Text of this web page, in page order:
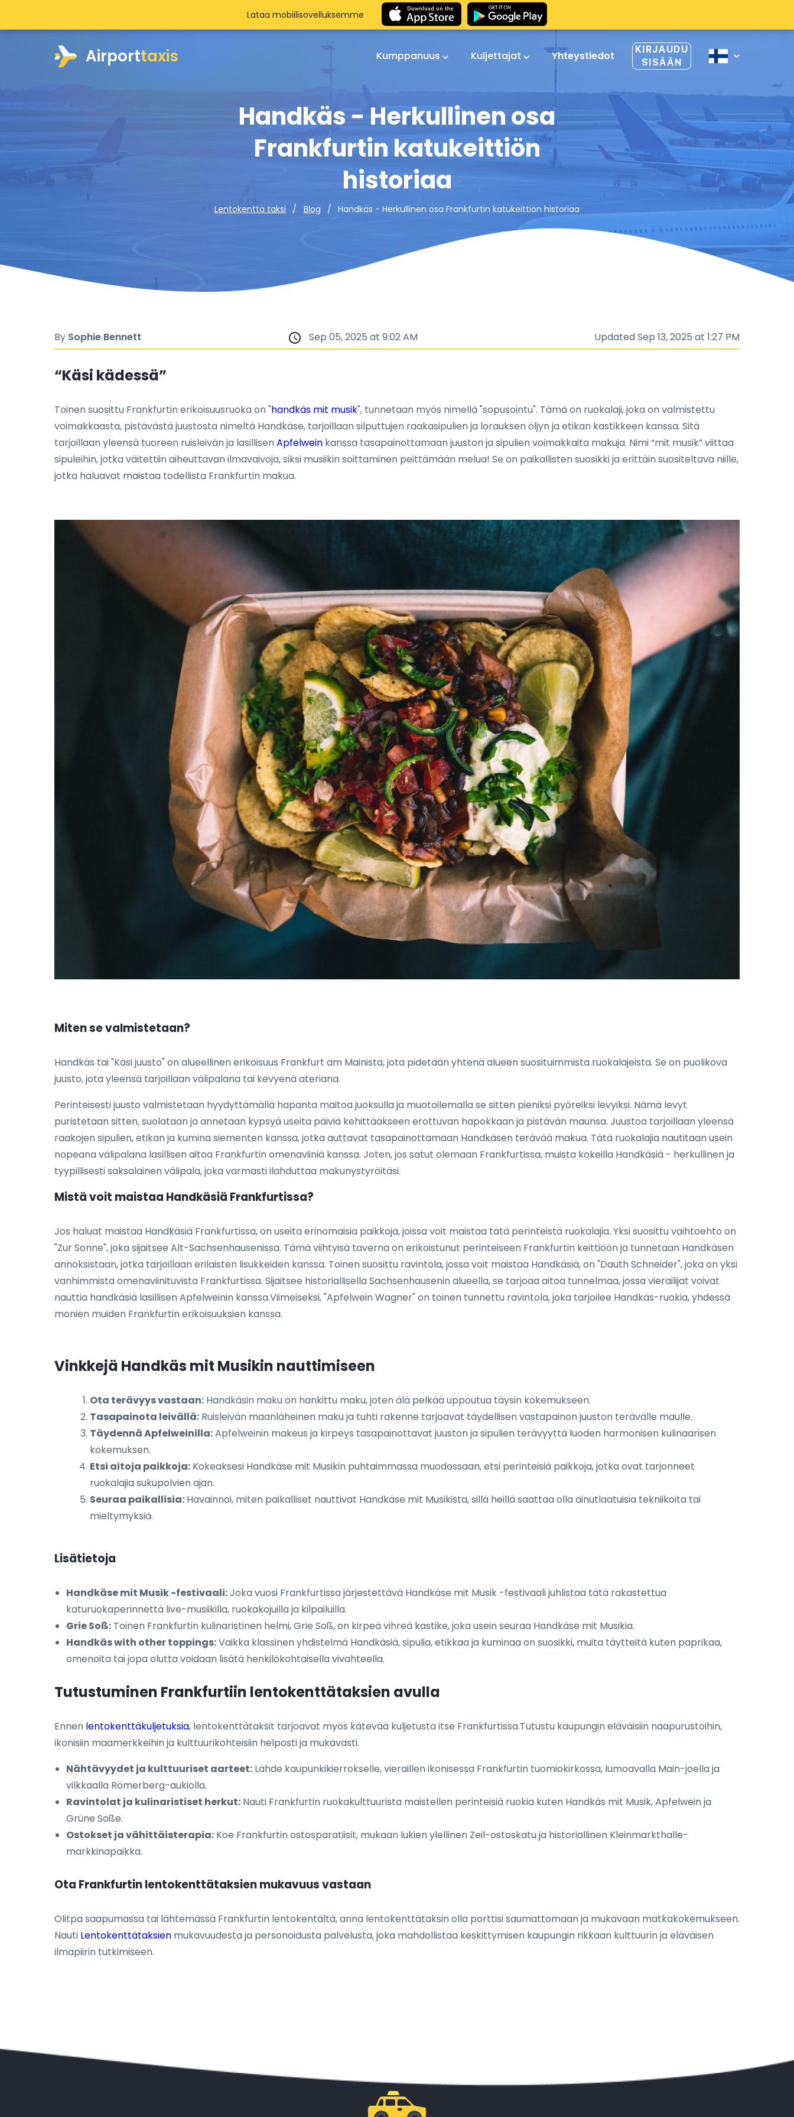
Airporttaxis Kumppanuus Kuljettajat Yhteystiedot
KIRJAUDU
SISÄÄN
Handkäs - Herkullinen osa
Frankfurtin katukeittiön
historiaa
Lentokenttä taksi Blog Handkäs - Herkullinen osa Frankfurtin katukeittiön historiaa
Lataa mobiilisovelluksemme
By Sophie Bennett Sep 05, 2025 at 9:02 AM Updated Sep 13, 2025 at 1:27 PM
“Käsi kädessä”
Toinen suosittu Frankfurtin erikoisuusruoka on "handkäs mit musik", tunnetaan myös nimellä "sopusointu". Tämä on ruokalaji, joka on valmistettu
voimakkaasta, pistävästä juustosta nimeltä Handkäse, tarjoillaan silputtujen raakasipulien ja lorauksen öljyn ja etikan kastikkeen kanssa. Sitä
tarjoillaan yleensä tuoreen ruisleivän ja lasillisenApfelwein kanssa tasapainottamaan juuston ja sipulien voimakkaita makuja. Nimi “mit musik” viittaa
sipuleihin, jotka väitettiin aiheuttavan ilmavaivoja, siksi musiikin soittaminen peittämään melua! Se on paikallisten suosikki ja erittäin suositeltava niille,
jotka haluavat maistaa todellista Frankfurtin makua.
Miten se valmistetaan?
Handkäs tai "Käsi juusto" on alueellinen erikoisuus Frankfurt am Mainista, jota pidetään yhtenä alueen suosituimmista ruokalajeista. Se on puolikova
juusto, jota yleensä tarjoillaan välipalana tai kevyenä ateriana.
Perinteisesti juusto valmistetaan hyydyttämällä hapanta maitoa juoksulla ja muotoilemalla se sitten pieniksi pyöreiksi levyiksi. Nämä levyt
puristetaan sitten, suolataan ja annetaan kypsyä useita päiviä kehittääkseen erottuvan hapokkaan ja pistävän maunsa. Juustoa tarjoillaan yleensä
raakojen sipulien, etikan ja kumina siementen kanssa, jotka auttavat tasapainottamaan Handkäsen terävää makua. Tätä ruokalajia nautitaan usein
nopeana välipalana lasillisen aitoa Frankfurtin omenaviiniä kanssa. Joten, jos satut olemaan Frankfurtissa, muista kokeilla Handkäsiä - herkullinen ja
tyypillisesti saksalainen välipala, joka varmasti ilahduttaa makunystyröitäsi.
Mistä voit maistaa Handkäsiä Frankfurtissa?
Jos haluat maistaa Handkäsiä Frankfurtissa, on useita erinomaisia paikkoja, joissa voit maistaa tätä perinteistä ruokalajia. Yksi suosittu vaihtoehto on
"Zur Sonne", joka sijaitsee Alt-Sachsenhausenissa. Tämä viihtyisä taverna on erikoistunut perinteiseen Frankfurtin keittiöön ja tunnetaan Handkäsen
annoksistaan, jotka tarjoillaan erilaisten lisukkeiden kanssa. Toinen suosittu ravintola, jossa voit maistaa Handkäsiä, on "Dauth Schneider", joka on yksi
vanhimmista omenaviinituvista Frankfurtissa. Sijaitsee historiallisella Sachsenhausenin alueella, se tarjoaa aitoa tunnelmaa, jossa vierailijat voivat
nauttia handkäsiä lasillisen Apfelweinin kanssa.Viimeiseksi, "Apfelwein Wagner" on toinen tunnettu ravintola, joka tarjoilee Handkäs-ruokia, yhdessä
monien muiden Frankfurtin erikoisuuksien kanssa.
Vinkkejä Handkäs mit Musikin nauttimiseen
Ota terävyys vastaan: Handkäsin maku on hankittu maku, joten älä pelkää uppoutua täysin kokemukseen.
Tasapainota leivällä: Ruisleivän maanläheinen maku ja tuhti rakenne tarjoavat täydellisen vastapainon juuston terävälle maulle.
Täydennä Apfelweinilla:Apfelweinin makeus ja kirpeys tasapainottavat juuston ja sipulien terävyyttä luoden harmonisen kulinaarisen
kokemuksen.
Etsi aitoja paikkoja: Kokeaksesi Handkäse mit Musikin puhtaimmassa muodossaan, etsi perinteisiä paikkoja, jotka ovat tarjonneet
ruokalajia sukupolvien ajan.
Seuraa paikallisia: Havainnoi, miten paikalliset nauttivat Handkäse mit Musikista, sillä heillä saattaa olla ainutlaatuisia tekniikoita tai
mieltymyksiä.
Lisätietoja
Handkäse mit Musik -festivaali:Joka vuosi Frankfurtissa järjestettävä Handkäse mit Musik -festivaali juhlistaa tätä rakastettua
katuruokaperinnettä live-musiikilla, ruokakojuilla ja kilpailuilla.
Grie Soß: Toinen Frankfurtin kulinaristinen helmi, Grie Soß, on kirpeä vihreä kastike, joka usein seuraa Handkäse mit Musikia.
Handkäs with other toppings:Vaikka klassinen yhdistelmä Handkäsiä, sipulia, etikkaa ja kuminaa on suosikki, muita täytteitä kuten paprikaa,
omenoita tai jopa olutta voidaan lisätä henkilökohtaisella vivahteella.
Tutustuminen Frankfurtiin lentokenttätaksien avulla
Ennen lentokenttäkuljetuksia, lentokenttätaksit tarjoavat myös kätevää kuljetusta itse Frankfurtissa.Tutustu kaupungin eläväisiin naapurustoihin,
ikonisiin maamerkkeihin ja kulttuurikohteisiin helposti ja mukavasti.
Nähtävyydet ja kulttuuriset aarteet: Lähde kaupunkikierrokselle, vieraillen ikonisessa Frankfurtin tuomiokirkossa, lumoavalla Main-joella ja
vilkkaalla Römerberg-aukiolla.
Ravintolat ja kulinaristiset herkut: Nauti Frankfurtin ruokakulttuurista maistellen perinteisiä ruokia kuten Handkäs mit Musik, Apfelwein ja
Grüne Soße.
Ostokset ja vähittäisterapia: Koe Frankfurtin ostosparatiisit, mukaan lukien ylellinen Zeil-ostoskatu ja historiallinen Kleinmarkthalle-
markkinapaikka.
Ota Frankfurtin lentokenttätaksien mukavuus vastaan
Olitpa saapumassa tai lähtemässä Frankfurtin lentokentältä, anna lentokenttätaksin olla porttisi saumattomaan ja mukavaan matkakokemukseen.
Nauti Lentokenttätaksien mukavuudesta ja personoidusta palvelusta, joka mahdollistaa keskittymisen kaupungin rikkaan kulttuurin ja eläväisen
ilmapiirin tutkimiseen.